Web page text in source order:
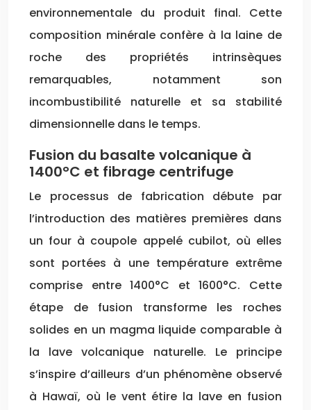
environnementale du produit final. Cette
composition minérale confère à la laine de
roche des propriétés intrinsèques
remarquables, notamment son
incombustibilité naturelle et sa stabilité
dimensionnelle dans le temps.
Fusion du basalte volcanique à
1400°C et fibrage centrifuge
Le processus de fabrication débute par
l’introduction des matières premières dans
un four à coupole appelé cubilot, où elles
sont portées à une température extrême
comprise entre 1400°C et 1600°C. Cette
étape de fusion transforme les roches
solides en un magma liquide comparable à
la lave volcanique naturelle. Le principe
s’inspire d’ailleurs d’un phénomène observé
à Hawaï, où le vent étire la lave en fusion